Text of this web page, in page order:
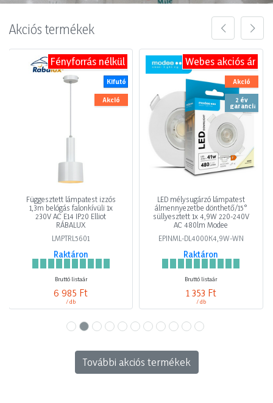
Akciós termékek
Fényforrás nélkül
Kifutó
Akció
Függesztett lámpatest izzós
1,3m belógás falonkívüli 1x
230V AC E14 IP20 Elliot
RÁBALUX
LMPTRL5601
Raktáron
Bruttó listaár
6 985 Ft
/ db
Webes akciós ár
Akció
2 év
garancia
LED mélysugárzó lámpatest
álmennyezetbe dönthető/15°
süllyesztett 1x 4,9W 220-240V
AC 480lm Modee
EPINML-DL4000K4,9W-WN
Raktáron
Bruttó listaár
1 353 Ft
/ db
További akciós termékek